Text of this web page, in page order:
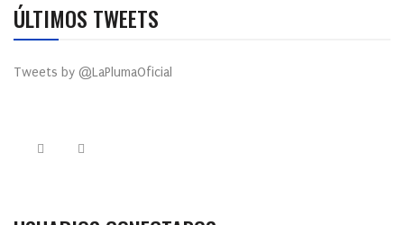
ÚLTIMOS TWEETS
Tweets by @LaPlumaOficial